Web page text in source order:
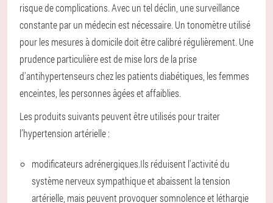
risque de complications. Avec un tel déclin, une surveillance
constante par un médecin est nécessaire. Un tonomètre utilisé
pour les mesures à domicile doit être calibré régulièrement. Une
prudence particulière est de mise lors de la prise
d'antihypertenseurs chez les patients diabétiques, les femmes
enceintes, les personnes âgées et affaiblies.
Les produits suivants peuvent être utilisés pour traiter
l’hypertension artérielle :
modificateurs adrénergiques.Ils réduisent l'activité du
système nerveux sympathique et abaissent la tension
artérielle, mais peuvent provoquer somnolence et léthargie